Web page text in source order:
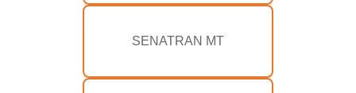
SENATRAN MT